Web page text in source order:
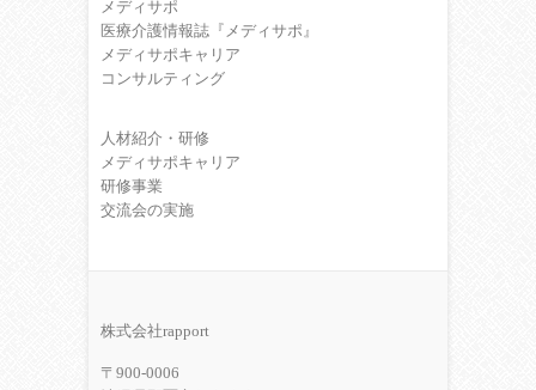
メディサポ
医療介護情報誌『メディサポ』
メディサポキャリア
コンサルティング
人材紹介・研修
メディサポキャリア
研修事業
交流会の実施
株式会社rapport
〒900-0006